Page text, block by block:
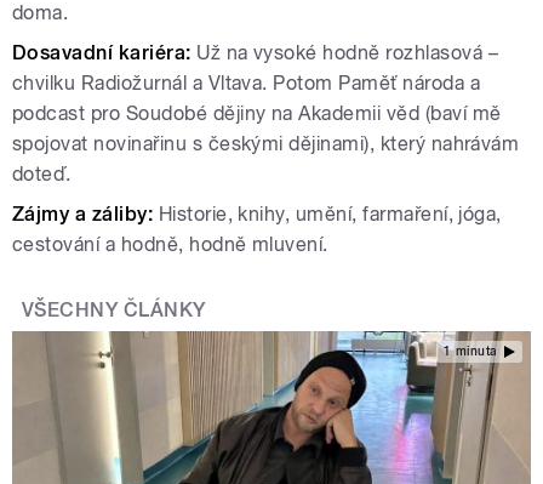
doma.
Dosavadní kariéra: Už na vysoké hodně rozhlasová –
chvilku Radiožurnál a Vltava. Potom Paměť národa a
podcast pro Soudobé dějiny na Akademii věd (baví mě
spojovat novinařinu s českými dějinami), který nahrávám
doteď.
Zájmy a záliby: Historie, knihy, umění, farmaření, jóga,
cestování a hodně, hodně mluvení.
VŠECHNY ČLÁNKY
1 minuta